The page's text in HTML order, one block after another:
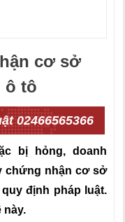
cơ sở
ô tô
02466565366
bị hỏng, doanh
chứng nhận cơ sở
định pháp luật.
này.